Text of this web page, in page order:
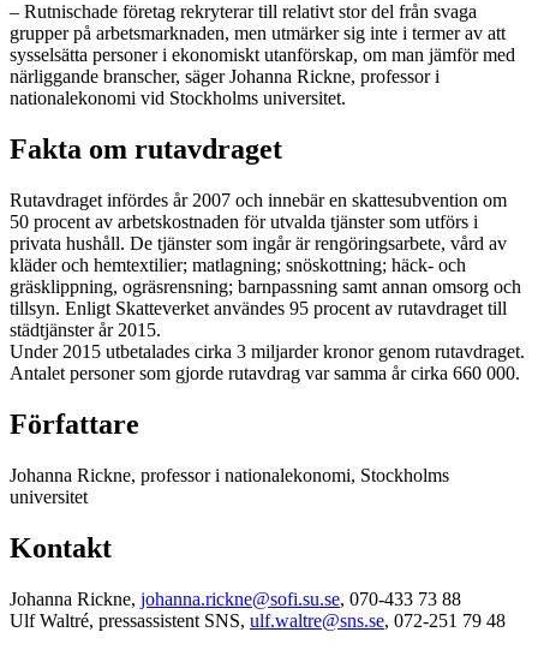
– Rutnischade företag rekryterar till relativt stor del från svaga
grupper på arbetsmarknaden, men utmärker sig inte i termer av att
sysselsätta personer i ekonomiskt utanförskap, om man jämför med
närliggande branscher, säger Johanna Rickne, professor i
nationalekonomi vid Stockholms universitet.
Fakta om rutavdraget
Rutavdraget infördes år 2007 och innebär en skattesubvention om
50 procent av arbetskostnaden för utvalda tjänster som utförs i
privata hushåll. De tjänster som ingår är rengöringsarbete, vård av
kläder och hemtextilier; matlagning; snöskottning; häck- och
gräsklippning, ogräsrensning; barnpassning samt annan omsorg och
tillsyn. Enligt Skatteverket användes 95 procent av rutavdraget till
städtjänster år 2015.
Under 2015 utbetalades cirka 3 miljarder kronor genom rutavdraget.
Antalet personer som gjorde rutavdrag var samma år cirka 660 000.
Författare
Johanna Rickne, professor i nationalekonomi, Stockholms
universitet
Kontakt
Johanna Rickne, johanna.rickne@sofi.su.se, 070-433 73 88
Ulf Waltré, pressassistent SNS, ulf.waltre@sns.se, 072-251 79 48